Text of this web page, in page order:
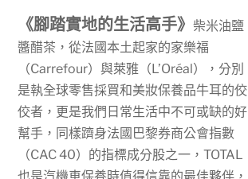
《腳踏實地的生活高手》柴米油鹽
醬醋茶，從法國本土起家的家樂福
（Carrefour）與萊雅（ L’Oréal），分別
是執全球零售採買和美妝保養品牛耳的佼
佼者，更是我們日常生活中不可或缺的好
幫手，同樣躋身法國巴黎券商公會指數
（CAC 40）的指標成分股之一，TOTAL